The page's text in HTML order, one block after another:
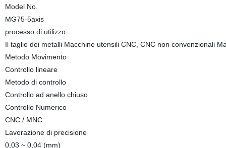
Model No.
MG75-5axis
processo di utilizzo
Il taglio dei metalli Macchine utensili CNC, CNC non convenzionali
Metodo Movimento
Controllo lineare
Metodo di controllo
Controllo ad anello chiuso
Controllo Numerico
CNC / MNC
Lavorazione di precisione
0,03 ~ 0,04 (mm)